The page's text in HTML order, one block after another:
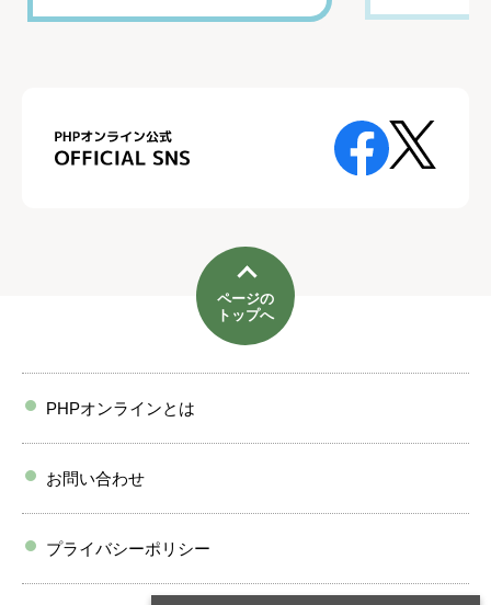
ページの
トップへ
PHPオンラインとは
お問い合わせ
プライバシーポリシー